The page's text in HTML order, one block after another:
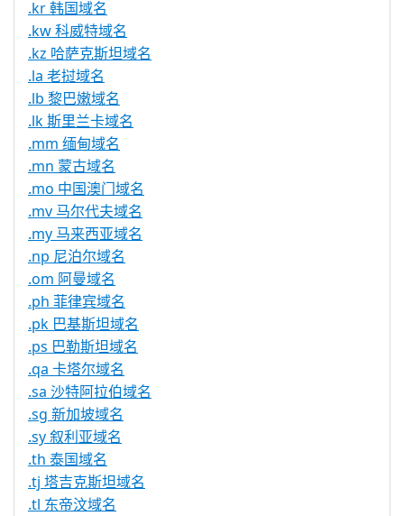
.kr 韩国域名
.kw 科威特域名
.kz 哈萨克斯坦域名
.la 老挝域名
.lb 黎巴嫩域名
.lk 斯里兰卡域名
.mm 缅甸域名
.mn 蒙古域名
.mo 中国澳门域名
.mv 马尔代夫域名
.my 马来西亚域名
.np 尼泊尔域名
.om 阿曼域名
.ph 菲律宾域名
.pk 巴基斯坦域名
.ps 巴勒斯坦域名
.qa 卡塔尔域名
.sa 沙特阿拉伯域名
.sg 新加坡域名
.sy 叙利亚域名
.th 泰国域名
.tj 塔吉克斯坦域名
.tl 东帝汶域名